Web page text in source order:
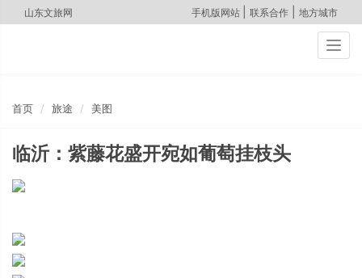
山东文旅网 手机版网站 联系合作 地方城市
首页 旅途 美图
临沂：紫藤花盛开宛如葡萄挂枝头